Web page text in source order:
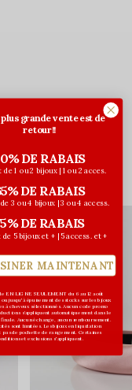
grande vente est de
retour!!
DE RABAIS
de 1 ou 2 bijoux | 1 ou 2 acces.
DE RABAIS
3 ou 4 bijoux | 3 ou 4 access.
DE RABAIS
5 bijoux et + | 5 access. et +
MAINTENANT
EN LIGNE SEULEMENT du 6 au 12 août
jusqu'à épuisement des stocks sur les bijoux
à cheveux sélectionnés. Aucun code promo
s’appliquent automatiquement dans le
Aucun échange, aucun remboursement.
sont limitées. Les bijoux en liquidation
pas de pochette de rangement. Certaines
et exclusions s'appliquent.